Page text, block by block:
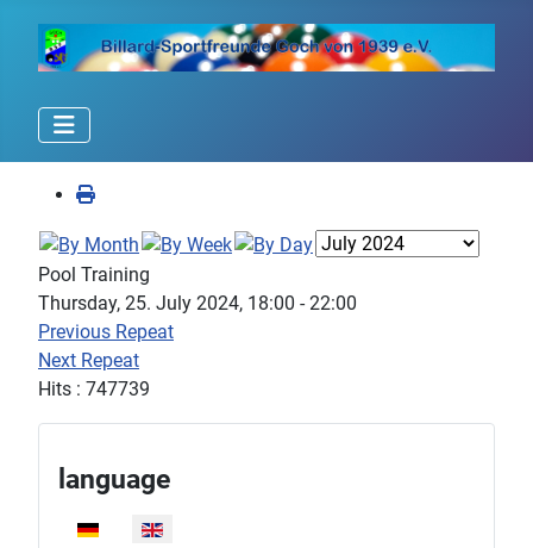
Pool Training
Thursday, 25. July 2024, 18:00 - 22:00
Previous Repeat
Next Repeat
Hits : 747739
Select your language
language